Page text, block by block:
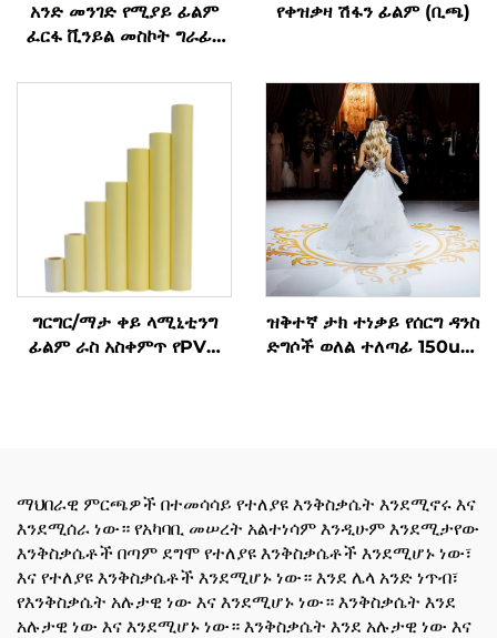
አንድ መንገድ የሚያይ ፊልም
ፈርፋ ቪንይል መስኮት ግራፊክ
የቀዝቃዛ ሽፋን ፊልም (ቢጫ)
ግርግር/ማታ ቀይ ላሚኒቲንግ
ፊልም ራስ አስቀምጥ የPVC
ዝቅተኛ ታክ ተነቃይ የሰርግ ዳንስ
ድግሶች ወለል ተለጣፊ 150um
ማህበራዊ ምርጫዎች በተመሳሳይ የተለያዩ እንቅስቃሴት እንደሚኖሩ እና
እንደሚሰራ ነው። የአካባቢ መሠረት አልተነሳም እንዲሁም እንደሚታየው
እንቅስቃሴቶች በጣም ደግሞ የተለያዩ እንቅስቃሴቶች እንደሚሆኑ ነው፣
እና የተለያዩ እንቅስቃሴቶች እንደሚሆኑ ነው። እንደ ሌላ አንድ ነጥብ፣
የእንቅስቃሴት አሉታዊ ነው እና እንደሚሆኑ ነው። እንቅስቃሴት እንደ
አሉታዊ ነው እና እንደሚሆኑ ነው። እንቅስቃሴት እንደ አሉታዊ ነው እና